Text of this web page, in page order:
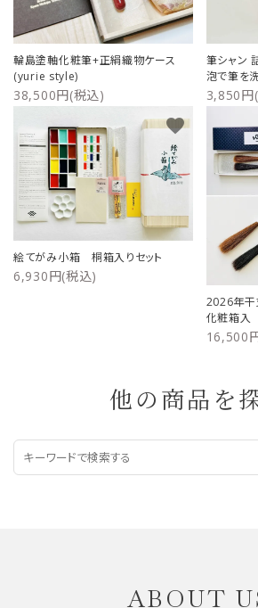
輪島塗軸化粧筆+正絹織物ケース
(yurie style)
38,500円(税込)
筆シャン
泡で筆を
3,850円
絵てがみ小箱 桐箱入りセット
6,930円(税込)
favorite
2026年
化粧箱入
16,500
他の商品を
ABOUT